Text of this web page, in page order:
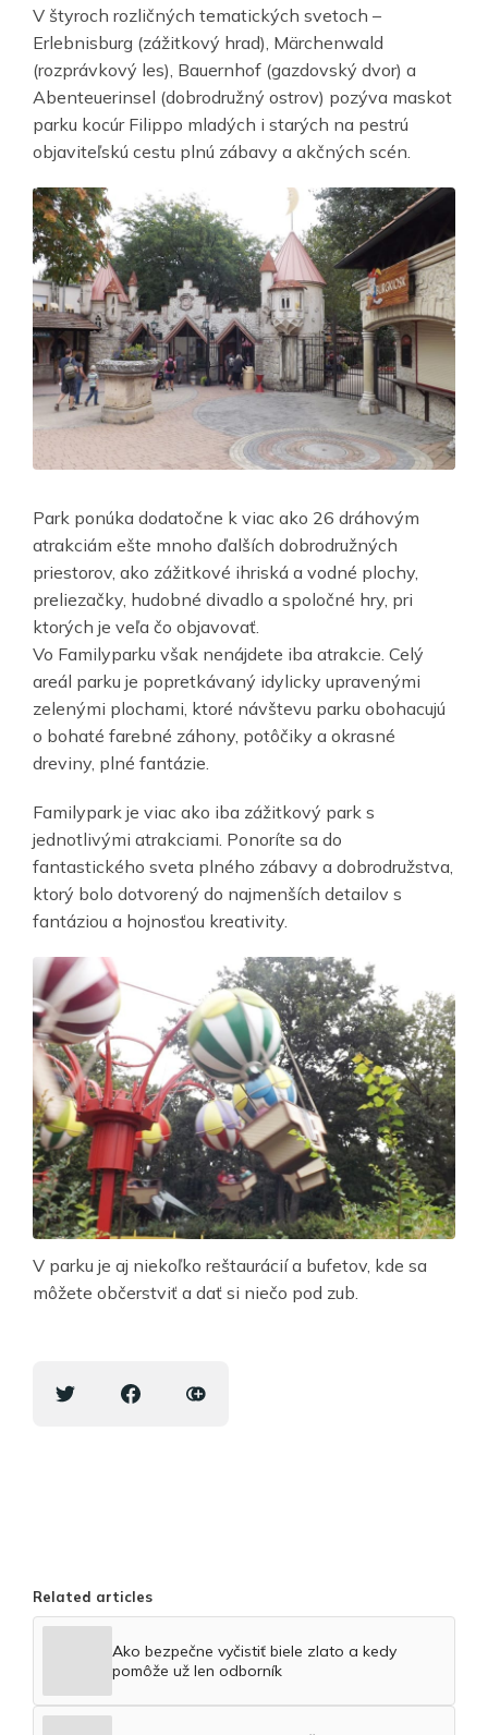
V štyroch rozličných tematických svetoch –
Erlebnisburg (zážitkový hrad), Märchenwald
(rozprávkový les), Bauernhof (gazdovský dvor) a
Abenteuerinsel (dobrodružný ostrov) pozýva maskot
parku kocúr Filippo mladých i starých na pestrú
objaviteľskú cestu plnú zábavy a akčných scén.
Park ponúka dodatočne k viac ako 26 dráhovým
atrakciám ešte mnoho ďalších dobrodružných
priestorov, ako zážitkové ihriská a vodné plochy,
preliezačky, hudobné divadlo a spoločné hry, pri
ktorých je veľa čo objavovať.
Vo Familyparku však nenájdete iba atrakcie. Celý
areál parku je popretkávaný idylicky upravenými
zelenými plochami, ktoré návštevu parku obohacujú
o bohaté farebné záhony, potôčiky a okrasné
dreviny, plné fantázie.
Familypark je viac ako iba zážitkový park s
jednotlivými atrakciami. Ponoríte sa do
fantastického sveta plného zábavy a dobrodružstva,
ktorý bolo dotvorený do najmenších detailov s
fantáziou a hojnosťou kreativity.
V parku je aj niekoľko reštaurácií a bufetov, kde sa
môžete občerstviť a dať si niečo pod zub.
Related articles
Ako bezpečne vyčistiť biele zlato a kedy
pomôže už len odborník